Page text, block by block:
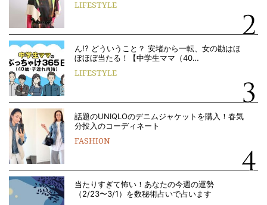
LIFESTYLE
ん!? どういうこと？ 安堵から一転、女の勘はほ
ぼほぼ当たる！【中学生ママ（40…
LIFESTYLE
話題のUNIQLOのデニムジャケットを購入！春気
分投入のコーディネート
FASHION
当たりすぎて怖い！あなたの今週の運勢
（2/23〜3/1）を数秘術占いで占います